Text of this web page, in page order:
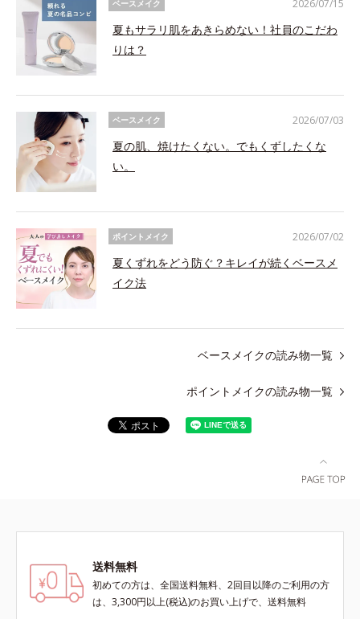
ベースメイク
夏もサラリ肌をあきらめない！社員のこだわ
りは？
2026/07/15
ベースメイク
夏の肌、焼けたくない。でもくずしたくな
い。
2026/07/03
ポイントメイク
夏くずれをどう防ぐ？キレイが続くベースメ
イク法
2026/07/02
ベースメイクの読み物一覧
ポイントメイクの読み物一覧
送料無料
初めての方は、全国送料無料、2回目以降のご利用の方
は、3,300円以上(税込)のお買い上げで、送料無料